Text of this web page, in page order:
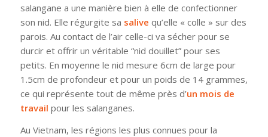
salangane a une manière bien à elle de confectionner
son nid. Elle régurgite sa salive qu’elle « colle » sur des
parois. Au contact de l’air celle-ci va sécher pour se
durcir et offrir un véritable “nid douillet” pour ses
petits. En moyenne le nid mesure 6cm de large pour
1.5cm de profondeur et pour un poids de 14 grammes,
ce qui représente tout de même près d’un mois de
travail pour les salanganes.
Au Vietnam, les régions les plus connues pour la